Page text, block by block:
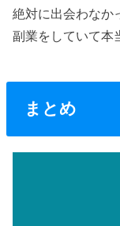
絶対に出会わなか
副業をしていて本
まとめ